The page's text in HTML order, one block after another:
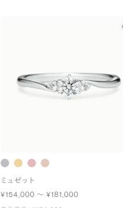
ミュゼット
¥154,000 〜 ¥181,000